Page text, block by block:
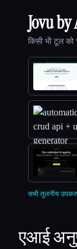
Jovu
किसी भी टूल
सभी तुलनीय
एआई